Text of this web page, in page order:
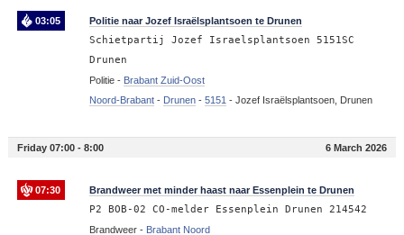
03:05 Politie naar Jozef Israëlsplantsoen te Drunen
Schietpartij Jozef Israelsplantsoen 5151SC
Drunen
Politie - Brabant Zuid-Oost
Noord-Brabant- Drunen- 5151 - Jozef Israëlsplantsoen, Drunen
Friday 07:00 - 8:00 6 March 2026
07:30 Brandweer met minder haast naar Essenplein te Drunen
P2 BOB-02 CO-melder Essenplein Drunen 214542
Brandweer - Brabant Noord